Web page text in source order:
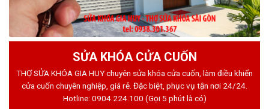
SỬA KHÓA CỬA CUỐN
THỢ SỬA KHÓA GIA HUY chuyên sửa khóa cửa cuốn, làm điều khiển
cửa cuốn chuyên nghiệp, giá rẻ. Đặc biệt, phục vụ tận nơi 24/24.
Hotline: 0904.224.100 (Gọi 5 phút là có)